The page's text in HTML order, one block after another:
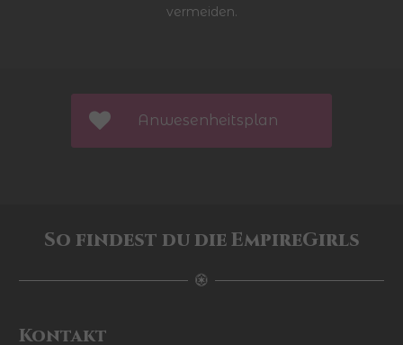
vermeiden.
Anwesenheitsplan
So findest du die EmpireGirls
Kontakt